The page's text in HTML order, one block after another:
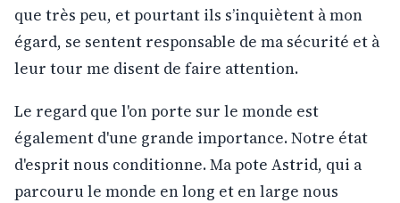
que très peu, et pourtant ils s’inquiètent à mon
égard, se sentent responsable de ma sécurité et à
leur tour me disent de faire attention.
Le regard que l'on porte sur le monde est
également d'une grande importance. Notre état
d'esprit nous conditionne. Ma pote Astrid, qui a
parcouru le monde en long et en large nous